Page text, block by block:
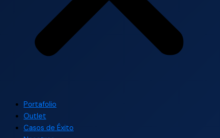
Portafolio
Outlet
Casos de Éxito